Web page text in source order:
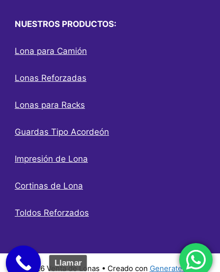
NUESTROS PRODUCTOS:
Lona para Camión
Lonas Reforzadas
Lonas para Racks
Guardas Tipo Acordeón
Impresión de Lona
Cortinas de Lona
Toldos Reforzados
© 2026 Venta de Lonas • Creado con GeneratePress
Llamar